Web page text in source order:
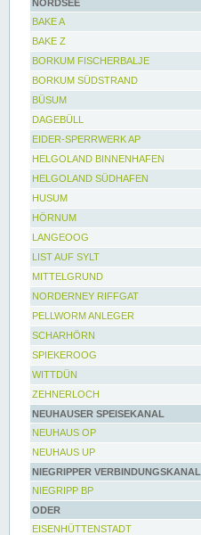
NORDSEE
BAKE A
BAKE Z
BORKUM FISCHERBALJE
BORKUM SÜDSTRAND
BÜSUM
DAGEBÜLL
EIDER-SPERRWERK AP
HELGOLAND BINNENHAFEN
HELGOLAND SÜDHAFEN
HUSUM
HÖRNUM
LANGEOOG
LIST AUF SYLT
MITTELGRUND
NORDERNEY RIFFGAT
PELLWORM ANLEGER
SCHARHÖRN
SPIEKEROOG
WITTDÜN
ZEHNERLOCH
NEUHAUSER SPEISEKANAL
NEUHAUS OP
NEUHAUS UP
NIEGRIPPER VERBINDUNGSKANAL
NIEGRIPP BP
ODER
EISENHÜTTENSTADT